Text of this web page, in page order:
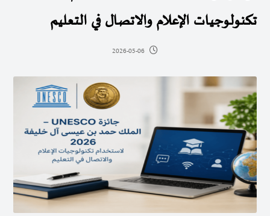
تكنولوجيات الإعلام والاتصال في التعليم
2026-05-06